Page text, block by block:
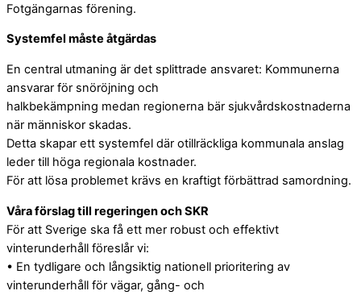
Fotgängarnas förening.
Systemfel måste åtgärdas
En central utmaning är det splittrade ansvaret: Kommunerna
ansvarar för snöröjning och
halkbekämpning medan regionerna bär sjukvårdskostnaderna
när människor skadas.
Detta skapar ett systemfel där otillräckliga kommunala anslag
leder till höga regionala kostnader.
För att lösa problemet krävs en kraftigt förbättrad samordning.
Våra förslag till regeringen och SKR
För att Sverige ska få ett mer robust och effektivt
vinterunderhåll föreslår vi:
• En tydligare och långsiktig nationell prioritering av
vinterunderhåll för vägar, gång- och